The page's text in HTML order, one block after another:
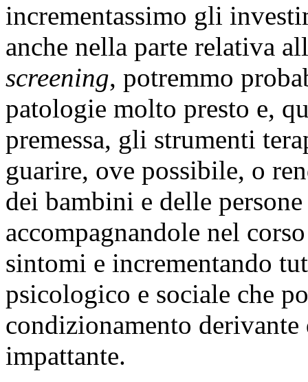
incrementassimo gli
anche nella parte relativa
screening, potremmo
patologie molto presto e,
premessa, gli strumenti
guarire, ove possibile, o
dei bambini e delle
accompagnandole nel
sintomi e incrementando
psicologico e sociale che
condizionamento
impattante.